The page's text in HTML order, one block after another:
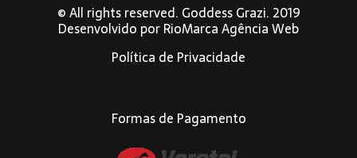
© All rights reserved. Goddess Grazi. 2019
Desenvolvido porRioMarca Agência Web
Política de Privacidade
Formas de Pagamento